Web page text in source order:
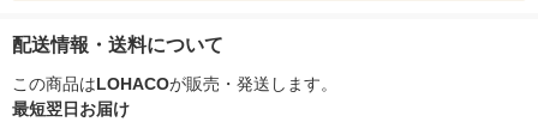
配送情報・送料について
この商品はLOHACOが販売・発送します。
最短翌日お届け